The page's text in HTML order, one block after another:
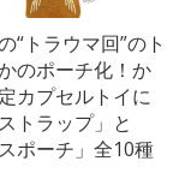
“トラウマ回”のト
のポーチ化！か
カプセルトイに
トラップ」と
ポーチ」全10種